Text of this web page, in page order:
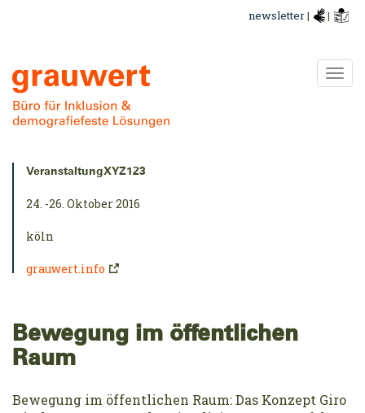
newsletter| |
Kurzinfo:
VeranstaltungXYZ123
24. -26. Oktober 2016
köln
grauwert.info
Bewegung im öffentlichen
Raum
Bewegung im öffentlichen Raum: Das Konzept Giro